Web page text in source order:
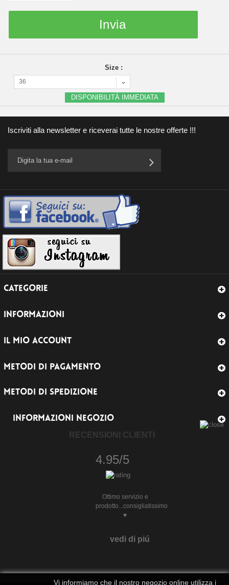
Invia
Size :
36
DISPONIBILITÀ IMMEDIATA
Iscriviti alla newsletter e riceverai tutte le nostre offerte !!!
CATEGORIE
INFORMAZIONI
IL MIO ACCOUNT
METODI DI PAGAMENTO
METODI DI SPEDIZIONE
INFORMAZIONI NEGOZIO
RECENSIONI CLIENTI
4.95/5
Ottimo servizio e
prodotto...consigliatissimo
♥️
vedi di piú
Vi informiamo che il nostro negozio online utilizza i